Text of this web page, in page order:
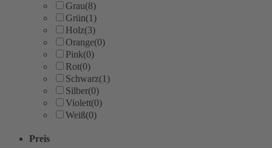
Grau(8)
Grün(1)
Holz(3)
Orange(0)
Pink(0)
Rot(0)
Schwarz(1)
Silber(0)
Violett(0)
Weiß(0)
Preis